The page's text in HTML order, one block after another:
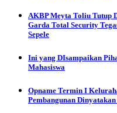
AKBP Meyta Toliu Tutup
Garda Total Security
Sepele
Ini yang DIsampaikan
Mahasiswa
Opname Termin I
Pembangunan Dinyatakan